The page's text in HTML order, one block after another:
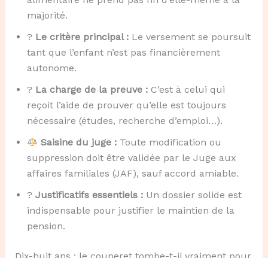
majorité.
? Le critère principal :Le versement se poursuit
tant que l’enfant n’est pas financièrement
autonome.
? La charge de la preuve :C’est à celui qui
reçoit l’aide de prouver qu’elle est toujours
nécessaire (études, recherche d’emploi…).
Saisine du juge :Toute modification ou
suppression doit être validée par le Juge aux
affaires familiales (JAF), sauf accord amiable.
? Justificatifs essentiels :Un dossier solide est
indispensable pour justifier le maintien de la
pension.